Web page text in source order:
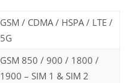
GSM / CDMA / HSPA / LTE /
5G
GSM 850 / 900 / 1800 /
1900 – SIM 1 & SIM 2